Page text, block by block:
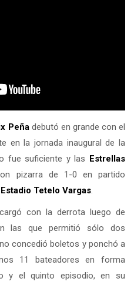
Peñadebutó en grande con el
en la jornada inaugural de la
fue suficiente y las Estrellas
pizarra de 1-0 en partido
Estadio Tetelo Vargas.
con la derrota luego de
las que permitió sólo dos
concedió boletos y ponchó a
11 bateadores en forma
y el quinto episodio, en su